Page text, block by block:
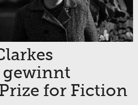
gewinnt
Prize for Fiction